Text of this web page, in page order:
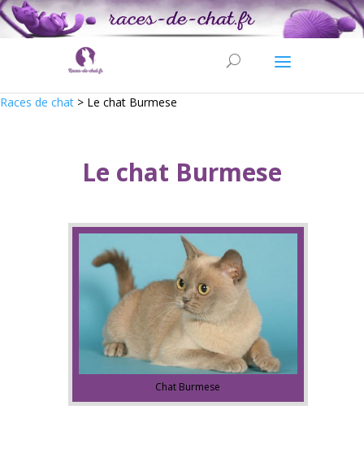
Races de chat > Le chat Burmese
Le chat Burmese
Chat Burmese